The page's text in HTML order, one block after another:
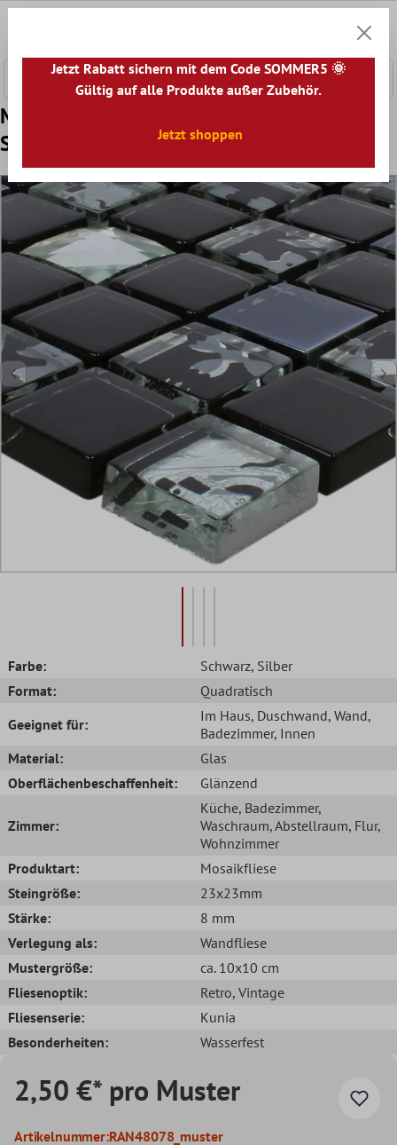
Muster von Glasmosaik Fliesen Kunia
Schwarz Silber
Farbe: Schwarz, Silber
Format:
Quadratisch
Geeignet für:
Im Haus, Duschwand, Wand,
Badezimmer, Innen
Material:
Glas
Oberflächenbeschaffenheit:
Glänzend
Zimmer:
Küche, Badezimmer,
Waschraum, Abstellraum, Flur,
Wohnzimmer
Produktart:
Mosaikfliese
Steingröße:
23x23mm
Stärke:
8 mm
Verlegung als:
Wandfliese
Mustergröße:
ca. 10x10 cm
Fliesenoptik:
Retro, Vintage
Fliesenserie:
Kunia
Besonderheiten:
Wasserfest
2,50 €* pro Muster
Artikelnummer:RAN48078_muster
Jetzt Rabatt sichern mit dem Code SOMMER5 🌞
Gültig auf alle Produkte außer Zubehör.
Jetzt shoppen